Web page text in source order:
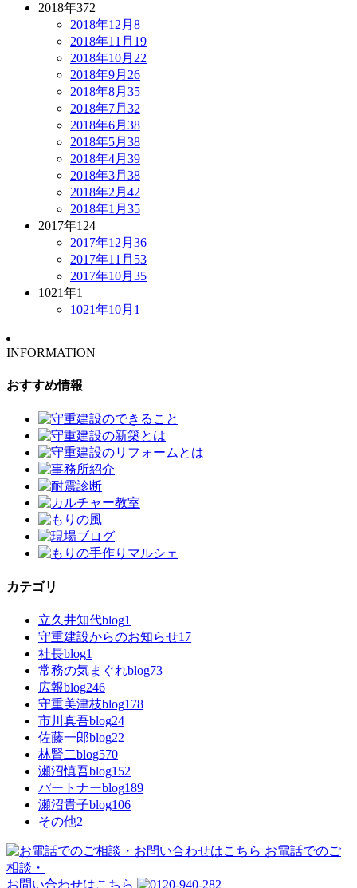
2018年372
2018年12月 8
2018年11月 19
2018年10月 22
2018年9月 26
2018年8月 35
2018年7月 32
2018年6月 38
2018年5月 38
2018年4月 39
2018年3月 38
2018年2月 42
2018年1月 35
2017年124
2017年12月 36
2017年11月 53
2017年10月 35
1021年1
1021年10月 1
INFORMATION
おすすめ情報
カテゴリ
立久井知代blog1
守重建設からのお知らせ17
社長blog1
常務の気まぐれblog73
広報blog246
守重美津枝blog178
市川真吾blog24
佐藤一郎blog22
林賢二blog570
瀬沼慎吾blog152
パートナーblog189
瀬沼貴子blog106
その他2
お電話でのご
相談・
お問い合わせはこちら